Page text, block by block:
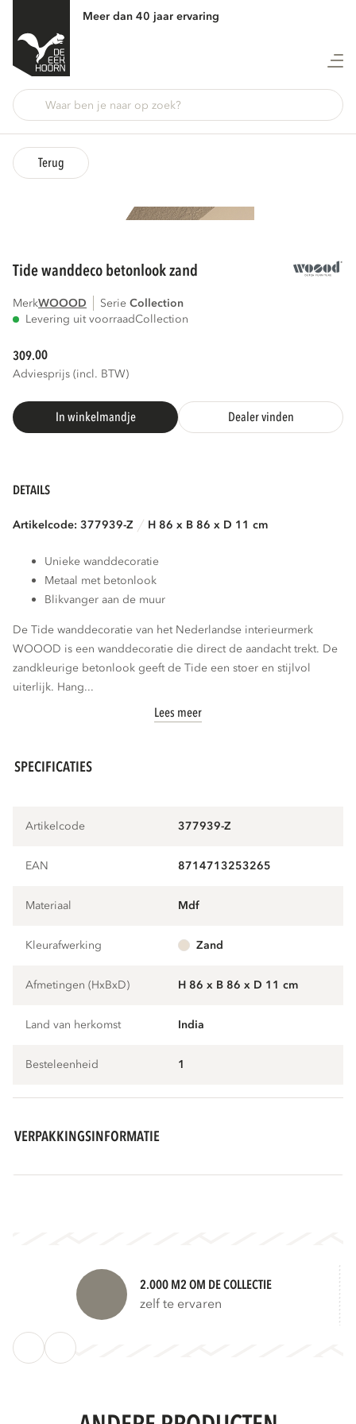
Meer dan 40 jaar ervaring
Terug
tide wanddeco betonlook zand
MerkWOOOD Serie
collection
Levering uit voorraadCollection
309.00
Adviesprijs (incl. BTW)
In winkelmandje Dealer vinden
DETAILS
Artikelcode: 377939-Z H 86 x B 86 x D 11 cm
Unieke wanddecoratie
Metaal met betonlook
Blikvanger aan de muur
De Tide wanddecoratie van het Nederlandse interieurmerk
WOOOD is een wanddecoratie die direct de aandacht trekt. De
zandkleurige betonlook geeft de Tide een stoer en stijlvol
uiterlijk. Hang...
Lees meer
SPECIFICATIES
Artikelcode 377939-Z
EAN 8714713253265
Materiaal mdf
Kleurafwerking zand
Afmetingen (HxBxD) H 86 x B 86 x D 11 cm
Land van herkomst India
Besteleenheid 1
VERPAKKINGSINFORMATIE
2.000 M2 OM DE COLLECTIE
zelf te ervaren